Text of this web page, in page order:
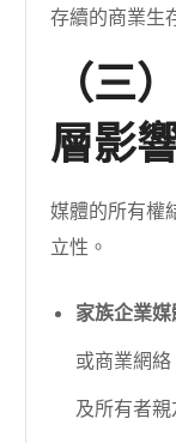
存續的商業生
（
層影
媒體的所有權
立性。
家族企業媒
或商業網
及所有者